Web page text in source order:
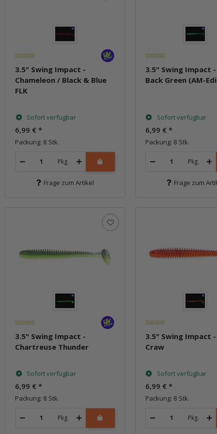
3.5" Swing Impact -
Chameleon / Black & Blue
FLK
Sofort verfügbar
6,99 € *
Packung: 8 Stk.
Pkg.
Frage zum Artikel
3.5" Swing Impact
Back Green (AM-
Sofort verfügbar
6,99 € *
Packung: 8 Stk.
Pkg.
Frage zum
3.5" Swing Impact -
Chartreuse Thunder
Sofort verfügbar
6,99 € *
Packung: 8 Stk.
Pkg.
3.5" Swing Impact
Craw
Sofort verfügbar
6,99 € *
Packung: 8 Stk.
Pkg.